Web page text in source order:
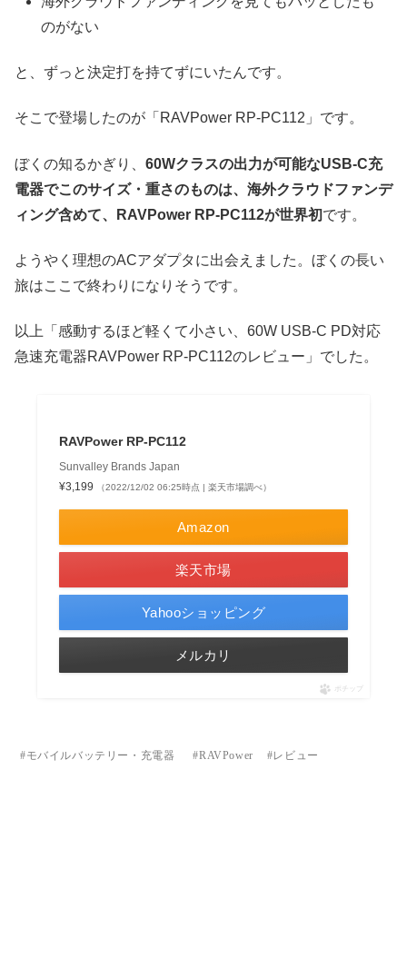
のがない
と、ずっと決定打を持てずにいたんです。
そこで登場したのが「RAVPower RP-PC112」です。
ぼくの知るかぎり、 60Wクラスの出力が可能なUSB-C充
電器でこのサイズ・重さのものは、海外クラウドファンデ
ィング含めて、RAVPower RP-PC112が世界初です。
ようやく理想のACアダプタに出会えました。ぼくの長い
旅はここで終わりになりそうです。
以上「感動するほど軽くて小さい、60W USB-C PD対応
急速充電器RAVPower RP-PC112のレビュー」でした。
RAVPower RP-PC112
Sunvalley Brands Japan
¥3,199
（2022/12/02 06:25時点 | 楽天市場調べ）
Amazon
楽天市場
Yahooショッピング
メルカリ
ポチップ
モバイルバッテリー・充電器 RAVPower レビュー